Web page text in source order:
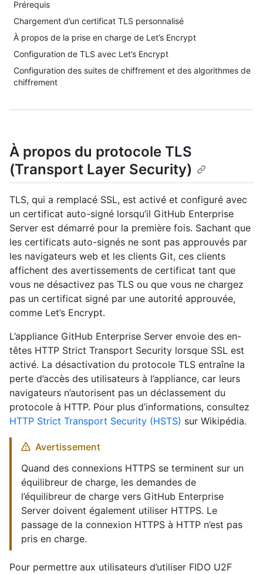
Prérequis
Chargement d’un certificat TLS personnalisé
À propos de la prise en charge de Let’s Encrypt
Configuration de TLS avec Let’s Encrypt
Configuration des suites de chiffrement et des algorithmes de
chiffrement
À propos du protocole TLS
(Transport Layer Security)
TLS, qui a remplacé SSL, est activé et configuré avec
un certificat auto-signé lorsqu’il GitHub Enterprise
Server est démarré pour la première fois. Sachant que
les certificats auto-signés ne sont pas approuvés par
les navigateurs web et les clients Git, ces clients
affichent des avertissements de certificat tant que
vous ne désactivez pas TLS ou que vous ne chargez
pas un certificat signé par une autorité approuvée,
comme Let’s Encrypt.
L’appliance GitHub Enterprise Server envoie des en-
têtes HTTP Strict Transport Security lorsque SSL est
activé. La désactivation du protocole TLS entraîne la
perte d’accès des utilisateurs à l’appliance, car leurs
navigateurs n’autorisent pas un déclassement du
protocole à HTTP. Pour plus d’informations, consultez
HTTP Strict Transport Security (HSTS) sur Wikipédia.
Avertissement
Quand des connexions HTTPS se terminent sur un
équilibreur de charge, les demandes de
l’équilibreur de charge vers GitHub Enterprise
Server doivent également utiliser HTTPS. Le
passage de la connexion HTTPS à HTTP n’est pas
pris en charge.
Pour permettre aux utilisateurs d’utiliser FIDO U2F